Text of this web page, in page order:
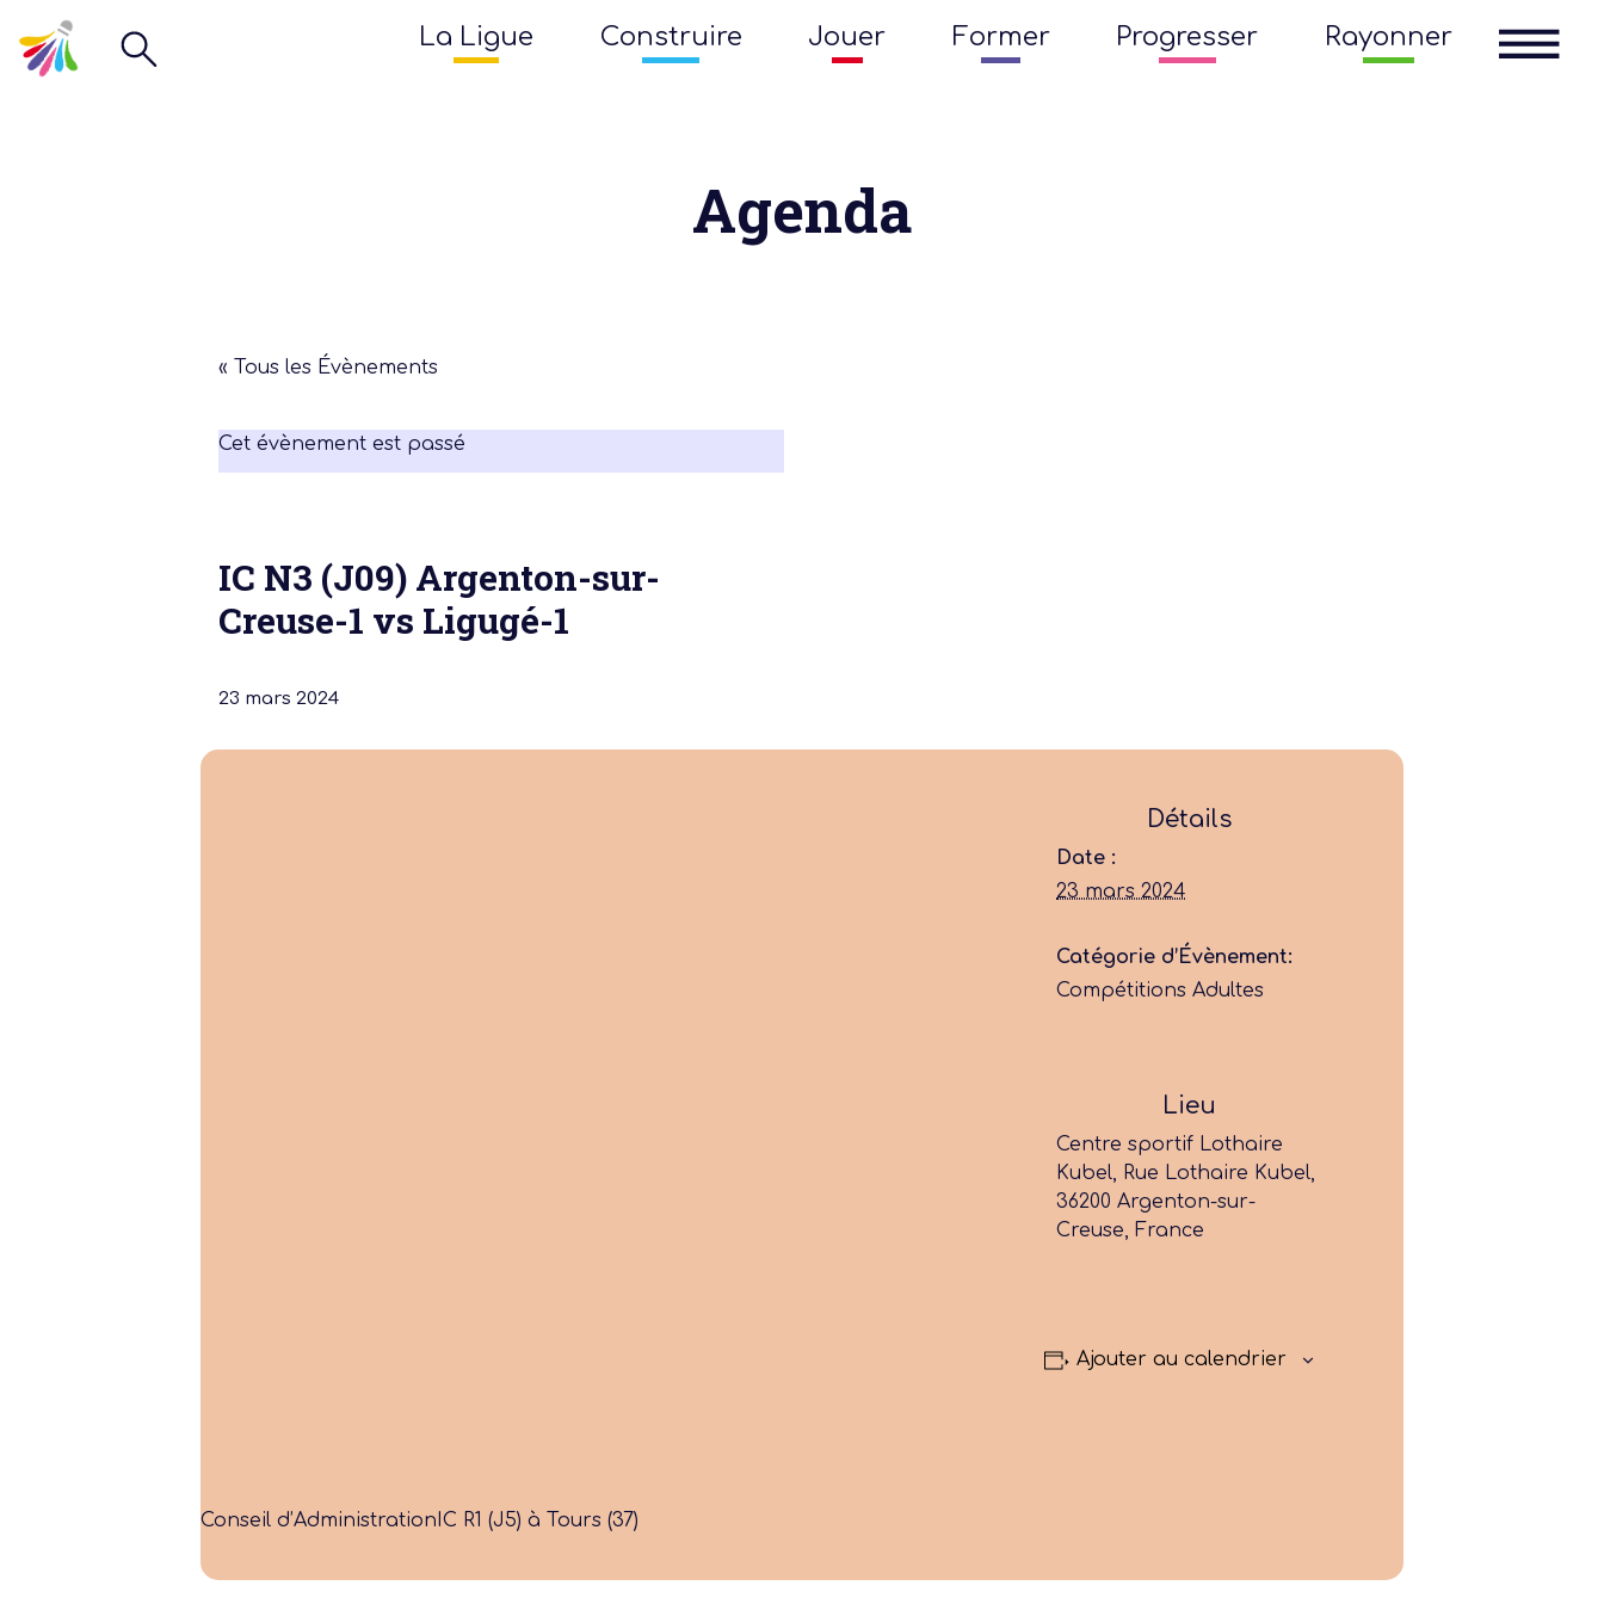
La Ligue Construire Jouer Former Progresser Rayonner
Construire
Progresser
Agenda
« Tous les Évènements
Cet évènement est passé
IC N3 (J09) Argenton-sur-
Creuse-1 vs Ligugé-1
23 mars 2024
Détails
Date :
23 mars 2024
Catégorie d’Évènement:
Compétitions Adultes
Lieu
Centre sportif Lothaire
Kubel, Rue Lothaire Kubel,
36200 Argenton-sur-
Creuse, France
Ajouter au calendrier
Conseil d’AdministrationIC R1 (J5) à Tours (37)